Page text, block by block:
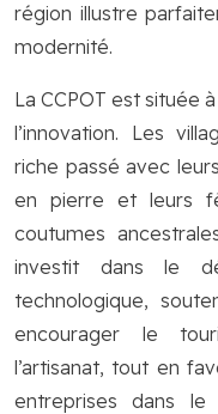
région illustre
modernité.
La CCPOT est située
l’innovation. Les
riche passé avec
en pierre et leurs
coutumes
investit dans le
technologique,
encourager le
l’artisanat, tout en
entreprises dans